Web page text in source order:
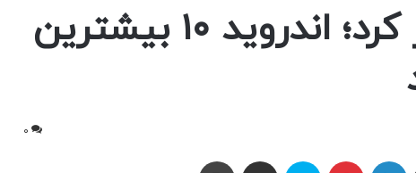
از مدت‌ها منتشر کرد؛ اندروید ۱۰ بیشترین
0
ایکس